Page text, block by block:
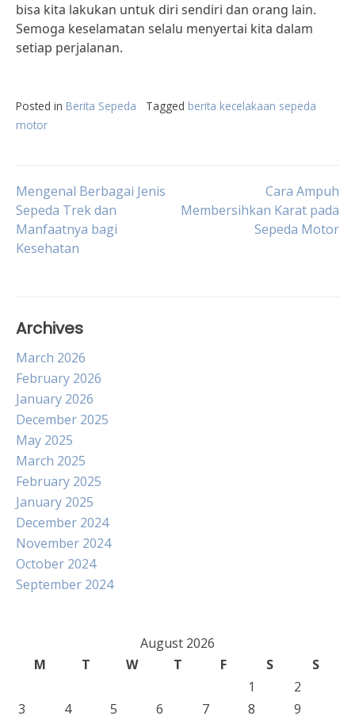
bisa kita lakukan untuk diri sendiri dan orang lain.
Semoga keselamatan selalu menyertai kita dalam
setiap perjalanan.
Posted in Berita Sepeda Tagged berita kecelakaan sepeda
motor
Post
navigation
Mengenal Berbagai Jenis
Sepeda Trek dan
Manfaatnya bagi
Kesehatan
Cara Ampuh
Membersihkan Karat pada
Sepeda Motor
Archives
March 2026
February 2026
January 2026
December 2025
May 2025
March 2025
February 2025
January 2025
December 2024
November 2024
October 2024
September 2024
August 2026
M
T W T F S
S
1
2
3
4 5 6 7 8 9